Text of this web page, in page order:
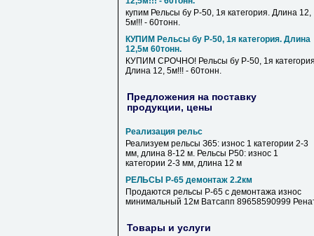
купим Рельсы бу Р-50, 1я категория. Длина 12,
5м!!! - 60тонн.
КУПИМ Рельсы бу Р-50, 1я категория. Длина
12,5м 60тонн.
КУПИМ СРОЧНО! Рельсы бу Р-50, 1я
Длина 12, 5м!!! - 60тонн.
Предложения на поставку
продукции, цены
Реализация рельс
Реализуем рельсы З65: износ 1 категории 2-3
мм, длина 8-12 м. Рельсы Р50: износ 1
категории 2-3 мм, длина 12 м
РЕЛЬСЫ Р-65 демонтаж 2.2км
Продаются рельсы Р-65 с демонтажа износ
минимальный 12м Ватсапп 89658590999
Товары и услуги